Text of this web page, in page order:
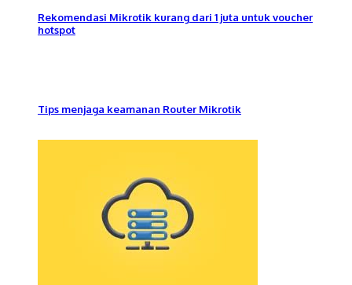
Rekomendasi Mikrotik kurang dari 1 juta untuk voucher
hotspot
Tips menjaga keamanan Router Mikrotik